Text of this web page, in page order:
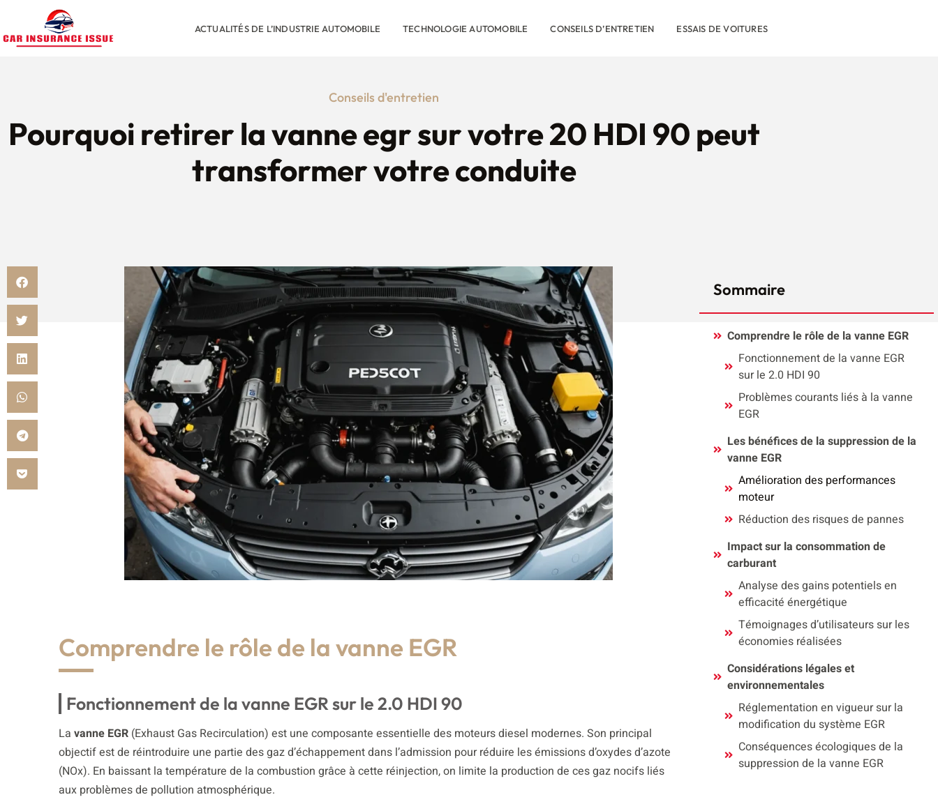
ACTUALITÉS DE L’INDUSTRIE AUTOMOBILE TECHNOLOGIE AUTOMOBILE CONSEILS D’ENTRETIEN ESSAIS DE VOITURES
Conseils d'entretien
Pourquoi retirer la vanne egr sur votre 20 HDI 90 peut
transformer votre conduite
Comprendre le rôle de la vanne EGR
Fonctionnement de la vanne EGR sur le 2.0 HDI 90
La vanne EGR(Exhaust Gas Recirculation) est une composante essentielle des moteurs diesel modernes. Son principal
objectif est de réintroduire une partie des gaz d’échappement dans l’admission pour réduire les émissions d’oxydes d’azote
(NOx). En baissant la température de la combustion grâce à cette réinjection, on limite la production de ces gaz nocifs liés
aux problèmes de pollution atmosphérique.
Sommaire
Comprendre le rôle de la vanne EGR
Fonctionnement de la vanne EGR
sur le 2.0 HDI 90
Problèmes courants liés à la vanne
EGR
Les bénéfices de la suppression de la
vanne EGR
Amélioration des performances
moteur
Réduction des risques de pannes
Impact sur la consommation de
carburant
Analyse des gains potentiels en
efficacité énergétique
Témoignages d’utilisateurs sur les
économies réalisées
Considérations légales et
environnementales
Réglementation en vigueur sur la
modification du système EGR
Conséquences écologiques de la
suppression de la vanne EGR